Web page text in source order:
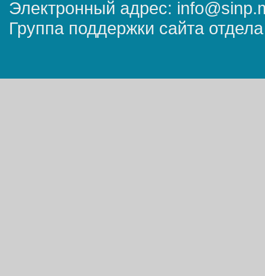
Электронный адрес:
Группа поддержки сайта